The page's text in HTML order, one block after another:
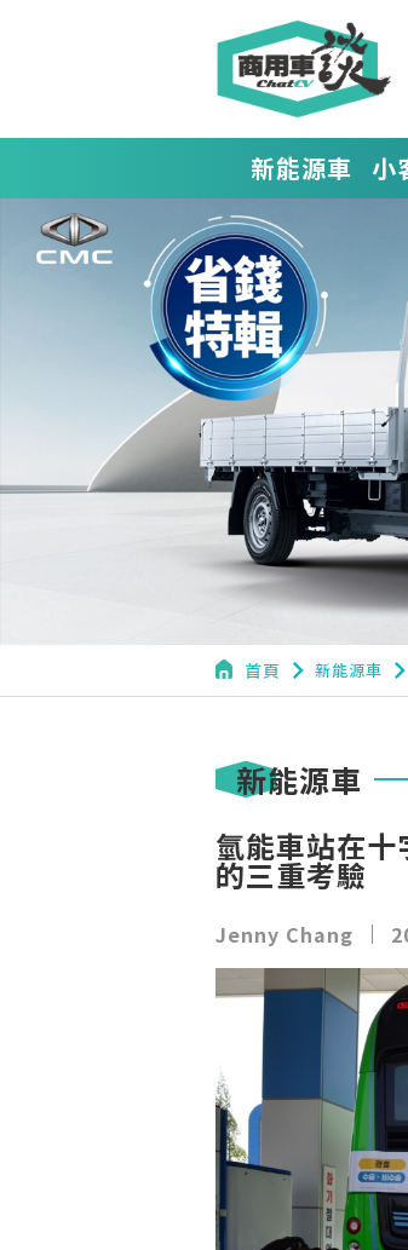
新能源車 小
首頁 navigate_next 新能源車 navigate_next
新能源車
氫能車站在
的三重考驗
Jenny Chang